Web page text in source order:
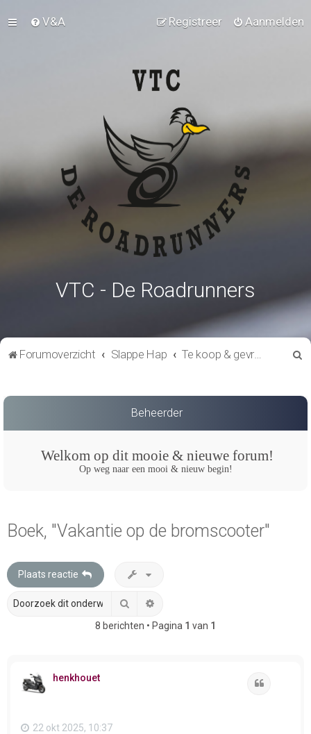
V&A Aanmelden
Registreer
VTC - De Roadrunners
Forumoverzicht Slappe Hap Te koop & gevraagd
Beheerder
Welkom op dit mooie & nieuwe forum!
Op weg naar een mooi & nieuw begin!
Boek, "Vakantie op de bromscooter"
Plaats reactie
Zoek
8 berichten • Pagina 1 van 1
henkhouet
22 okt 2025, 10:37